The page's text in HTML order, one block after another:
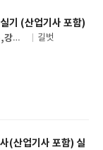
기 (산업기사 포함)
강윤
길벗
(산업기사 포함) 실